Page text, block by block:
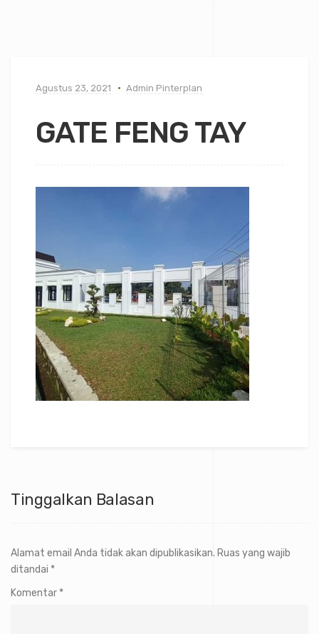
Agustus 23, 2021 Admin Pinterplan
GATE FENG TAY
Tinggalkan Balasan
Alamat email Anda tidak akan dipublikasikan. Ruas yang wajib
ditandai *
Komentar *